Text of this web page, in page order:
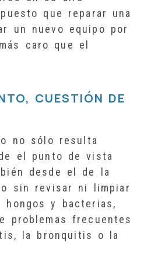
que reparar una
un nuevo equipo por
caro que el
CUESTIÓN DE
no sólo resulta
el punto de vista
desde el de la
sin revisar ni limpiar
hongos y bacterias,
problemas frecuentes
la bronquitis o la